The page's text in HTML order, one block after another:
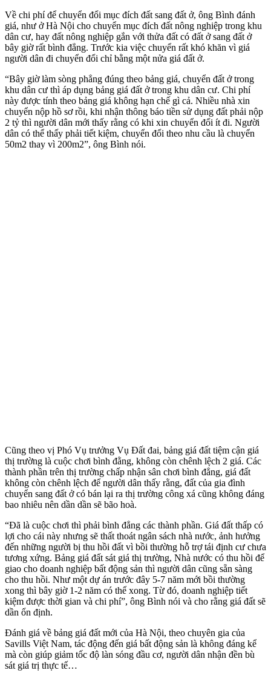
Về chi phí để chuyển đổi mục đích đất sang đất ở, ông Bình đánh
giá, như ở Hà Nội cho chuyển mục đích đất nông nghiệp trong khu
dân cư, hay đất nông nghiệp gắn với thửa đất có đất ở sang đất ở
bây giờ rất bình đẳng. Trước kia việc chuyển rất khó khăn vì giá
người dân đi chuyển đổi chỉ bằng một nửa giá đất ở.
“Bây giờ làm sòng phẳng đúng theo bảng giá, chuyển đất ở trong
khu dân cư thì áp dụng bảng giá đất ở trong khu dân cư. Chi phí
này được tính theo bảng giá không hạn chế gì cả. Nhiều nhà xin
chuyển nộp hồ sơ rồi, khi nhận thông báo tiền sử dụng đất phải nộp
2 tỷ thì người dân mới thấy rằng có khi xin chuyển đổi ít đi. Người
dân có thể thấy phải tiết kiệm, chuyển đổi theo nhu cầu là chuyển
50m2 thay vì 200m2”, ông Bình nói.
Cũng theo vị Phó Vụ trưởng Vụ Đất đai, bảng giá đất tiệm cận giá
thị trường là cuộc chơi bình đằng, không còn chênh lệch 2 giá. Các
thành phần trên thị trường chấp nhận sân chơi bình đẳng, giá đất
không còn chênh lệch để người dân thấy rằng, đất của gia đình
chuyển sang đất ở có bán lại ra thị trường công xá cũng không đáng
bao nhiêu nên dần dần sẽ bão hoà.
“Đã là cuộc chơi thì phải bình đẳng các thành phần. Giá đất thấp có
lợi cho cái này nhưng sẽ thất thoát ngân sách nhà nước, ảnh hưởng
đến những người bị thu hồi đất vì bồi thường hỗ trợ tái định cư chưa
tương xứng. Bảng giá đất sát giá thị trường, Nhà nước có thu hồi để
giao cho doanh nghiệp bất động sản thì người dân cũng sẵn sàng
cho thu hồi. Như một dự án trước đây 5-7 năm mới bồi thường
xong thì bây giờ 1-2 năm có thể xong. Từ đó, doanh nghiệp tiết
kiệm được thời gian và chi phí”, ông Bình nói và cho rằng giá đất sẽ
dần ổn định.
Đánh giá về bảng giá đất mới của Hà Nội, theo chuyên gia của
Savills Việt Nam, tác động đến giá bất động sản là không đáng kể
mà còn giúp giảm tốc độ làn sóng đầu cơ, người dân nhận đền bù
sát giá trị thực tế…